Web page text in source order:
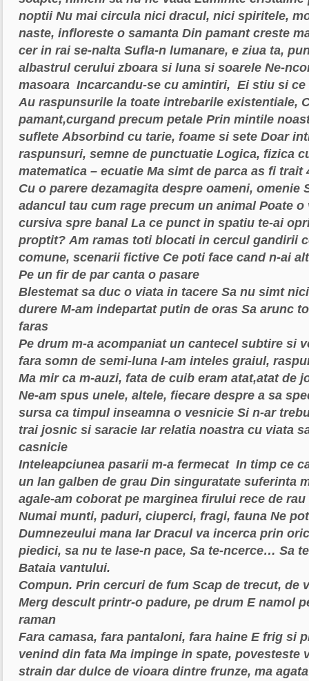
noptii Nu mai circula nici dracul, nici spiritele,
naste, infloreste o samanta Din pamant creste
cer in rai se-nalta Sufla-n lumanare, e ziua ta,
albastrul cerului zboara si luna si soarele Ne-
masoara Incarcandu-se cu amintiri, Ei stiu si ce
Au raspunsurile la toate intrebarile existentiale,
pamant,curgand precum petale Prin mintile
suflete Absorbind cu tarie, foame si sete Doar
raspunsuri, semne de punctuatie Logica, fizica
matematica – ecuatie Ma simt de parca as fi trait
Cu o parere dezamagita despre oameni, omenie
adancul tau cum rage precum un animal Poate o
cursiva spre banal La ce punct in spatiu te-ai
proptit? Am ramas toti blocati in cercul gandirii
comune, scenarii fictive Ce poti face cand n-ai
Pe un fir de par canta o pasare
Blestemat sa duc o viata in tacere Sa nu simt
durere M-am indepartat putin de oras Sa arunc
faras
Pe drum m-a acompaniat un cantecel subtire si
fara somn de semi-luna I-am inteles graiul,
Ma mir ca m-auzi, fata de cuib eram atat,atat de
Ne-am spus unele, altele, fiecare despre a sa
sursa ca timpul inseamna o vesnicie Si n-ar
trai josnic si saracie Iar relatia noastra cu viata
casnicie
Inteleapciunea pasarii m-a fermecat In timp ce
un lan galben de grau Din singuratate suferinta
agale-am coborat pe marginea firului rece de rau
Numai munti, paduri, ciuperci, fragi, fauna Ne
Dumnezeului mana Iar Dracul va incerca prin
piedici, sa nu te lase-n pace, Sa te-ncerce… Sa
Bataia vantului.
Compun. Prin cercuri de fum Scap de trecut, de
Merg descult printr-o padure, pe drum E namol
raman
Fara camasa, fara pantaloni, fara haine E frig si
venind din fata Ma impinge in spate, povesteste
strain dar dulce de vioara dintre frunze, ma agata